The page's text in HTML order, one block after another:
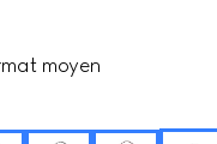
moyen